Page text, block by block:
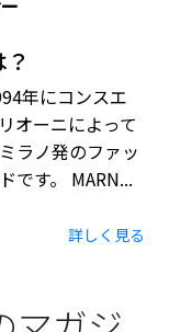
年にコンスエ
オーニによって
ラノ発のファッ
です。 MARN...
詳しく見る